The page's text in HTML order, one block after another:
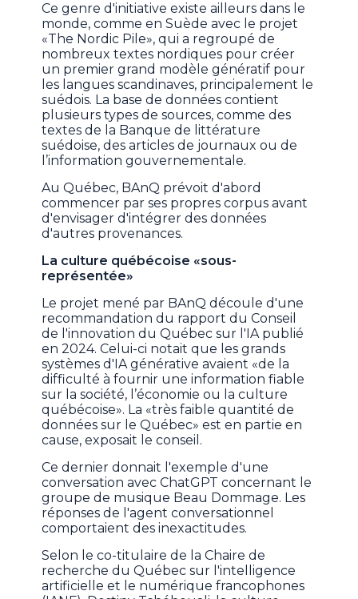
Ce genre d'initiative existe ailleurs dans le
monde, comme en Suède avec le projet
«The Nordic Pile», qui a regroupé de
nombreux textes nordiques pour créer
un premier grand modèle génératif pour
les langues scandinaves, principalement le
suédois. La base de données contient
plusieurs types de sources, comme des
textes de la Banque de littérature
suédoise, des articles de journaux ou de
l’information gouvernementale.
Au Québec, BAnQ prévoit d'abord
commencer par ses propres corpus avant
d'envisager d'intégrer des données
d'autres provenances.
La culture québécoise «sous-
représentée»
Le projet mené par BAnQ découle d'une
recommandation du rapport du Conseil
de l'innovation du Québec sur l'IA publié
en 2024. Celui-ci notait que les grands
systèmes d'IA générative avaient «de la
difficulté à fournir une information fiable
sur la société, l’économie ou la culture
québécoise». La «très faible quantité de
données sur le Québec» est en partie en
cause, exposait le conseil.
Ce dernier donnait l'exemple d'une
conversation avec ChatGPT concernant le
groupe de musique Beau Dommage. Les
réponses de l'agent conversationnel
comportaient des inexactitudes.
Selon le co-titulaire de la Chaire de
recherche du Québec sur l'intelligence
artificielle et le numérique francophones